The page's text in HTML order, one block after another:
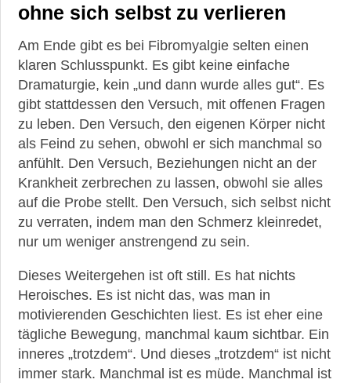
ohne sich selbst zu verlieren
Am Ende gibt es bei Fibromyalgie selten einen
klaren Schlusspunkt. Es gibt keine einfache
Dramaturgie, kein „und dann wurde alles gut“. Es
gibt stattdessen den Versuch, mit offenen Fragen
zu leben. Den Versuch, den eigenen Körper nicht
als Feind zu sehen, obwohl er sich manchmal so
anfühlt. Den Versuch, Beziehungen nicht an der
Krankheit zerbrechen zu lassen, obwohl sie alles
auf die Probe stellt. Den Versuch, sich selbst nicht
zu verraten, indem man den Schmerz kleinredet,
nur um weniger anstrengend zu sein.
Dieses Weitergehen ist oft still. Es hat nichts
Heroisches. Es ist nicht das, was man in
motivierenden Geschichten liest. Es ist eher eine
tägliche Bewegung, manchmal kaum sichtbar. Ein
inneres „trotzdem“. Und dieses „trotzdem“ ist nicht
immer stark. Manchmal ist es müde. Manchmal ist